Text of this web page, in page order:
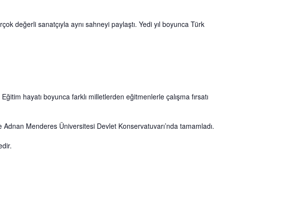
değerli sanatçıyla aynı sahneyi paylaştı. Yedi yıl boyunca Türk
hayatı boyunca farklı milletlerden eğitmenlerle çalışma fırsatı
Menderes Üniversitesi Devlet Konservatuvarı’nda tamamladı.